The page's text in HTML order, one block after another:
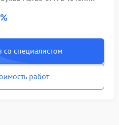
со специалистом
работ